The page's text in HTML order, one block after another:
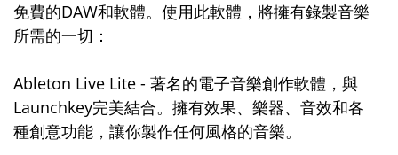
免費的DAW和軟體。使用此軟體，將擁有錄製音樂
所需的一切：
Ableton Live Lite - 著名的電子音樂創作軟體，與
Launchkey完美結合。擁有效果、樂器、音效和各
種創意功能，讓你製作任何風格的音樂。